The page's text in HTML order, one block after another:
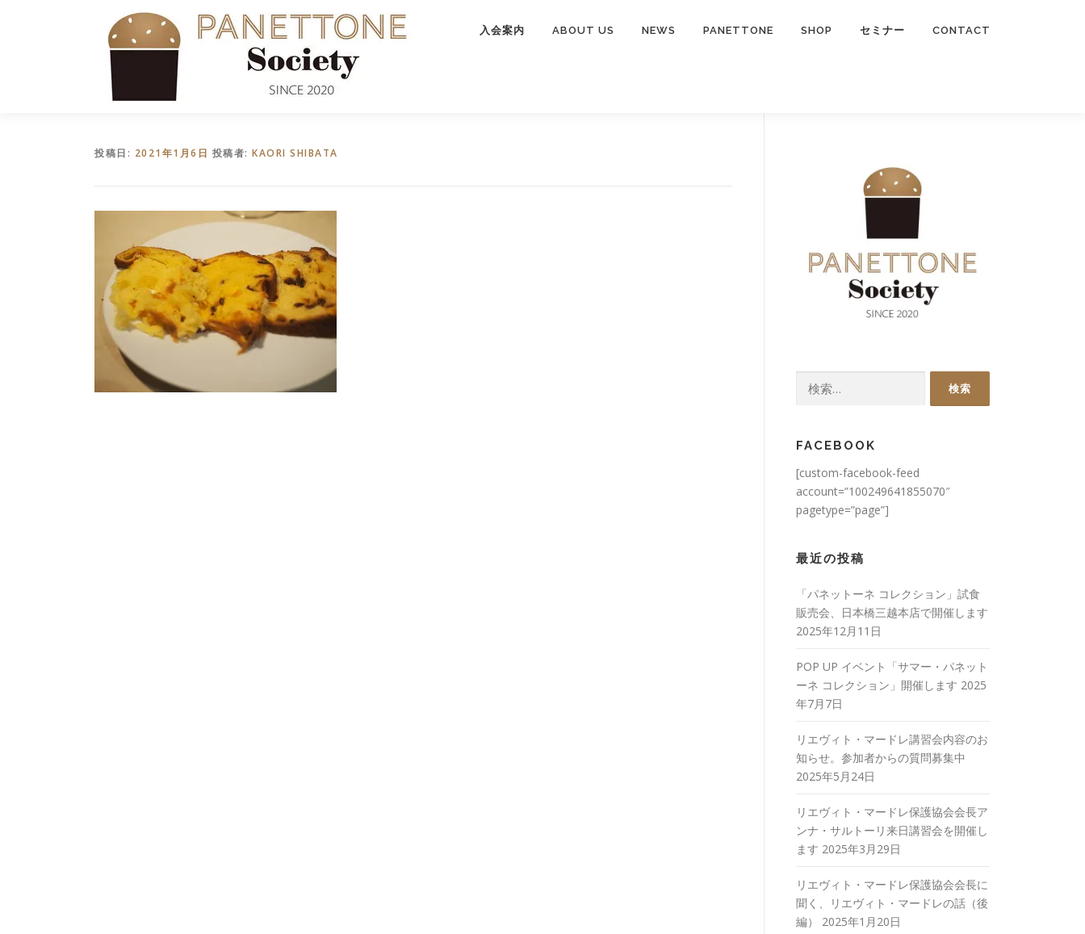
入会案内 ABOUT US NEWS PANETTONE SHOP セミナー CONTACT
投稿日: 2021年1月6日 投稿者: KAORI SHIBATA
FACEBOOK
[custom-facebook-feed
account=”100249641855070″
pagetype=”page”]
最近の投稿
「パネットーネ コレクション」試食
販売会、日本橋三越本店で開催します
2025年12月11日
POP UP イベント「サマー・パネット
ーネ コレクション」開催します 2025
年7月7日
リエヴィト・マードレ講習会内容のお
知らせ。参加者からの質問募集中
2025年5月24日
リエヴィト・マードレ保護協会会長ア
ンナ・サルトーリ来日講習会を開催し
ます 2025年3月29日
リエヴィト・マードレ保護協会会長に
聞く、リエヴィト・マードレの話（後
編）
2025年1月20日